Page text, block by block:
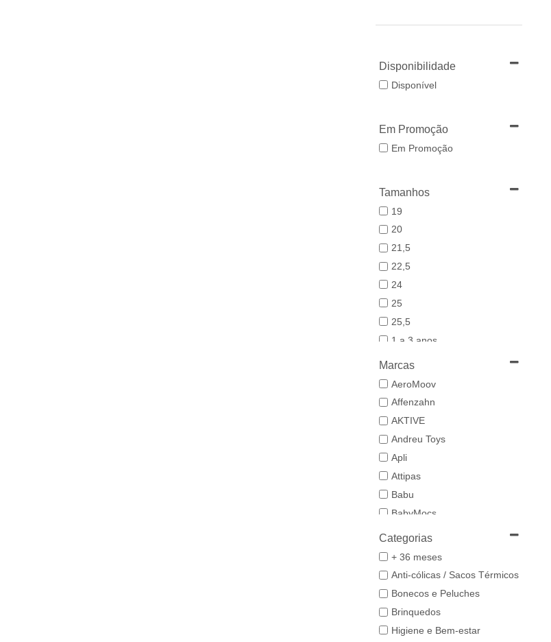
Disponibilidade
Disponível
Em Promoção
Em Promoção
Tamanhos
19
20
21,5
22,5
24
25
25,5
1 a 3 anos
29/30
3 a 6 anos
31
32/33
50/56
62/68
Marcas
AeroMoov
Affenzahn
AKTIVE
Andreu Toys
Apli
Attipas
Babu
BabyMocs
Babywoods
Categorias
+ 36 meses
Anti-cólicas / Sacos Térmicos
Bonecos e Peluches
Brinquedos
Higiene e Bem-estar